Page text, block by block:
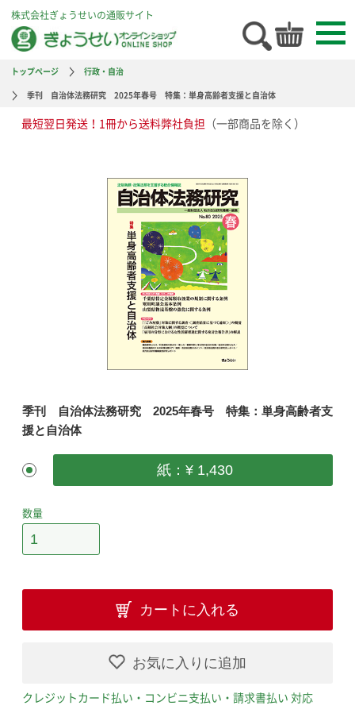
株式会社ぎょうせいの通販サイト
トップページ
行政・自治
季刊 自治体法務研究 2025年春号 特集：単身高齢者支援と自治体
最短翌日発送！1冊から送料弊社負担 （一部商品を除く）
季刊 自治体法務研究 2025年春号 特集：単身高齢者支
援と自治体
紙：¥ 1,430
数量
カートに入れる
お気に入りに追加
クレジットカード払い・コンビニ支払い・請求書払い 対応